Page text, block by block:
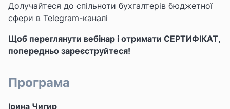
Долучайтеся до спільноти бухгалтерів бюджетної
сфери в Telegram-каналі
Щоб переглянути вебінар і отримати СЕРТИФІКАТ,
попередньо зареєструйтеся!
Програма
Ірина Чигир